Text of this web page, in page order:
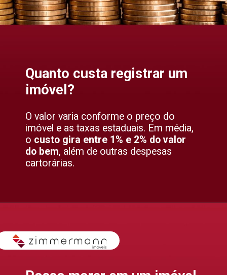
Quanto custa registrar um
imóvel?
O valor varia conforme o preço do
imóvel e as taxas estaduais. Em média,
o custo gira entre 1% e 2% do valor
do bem, além de outras despesas
cartorárias.